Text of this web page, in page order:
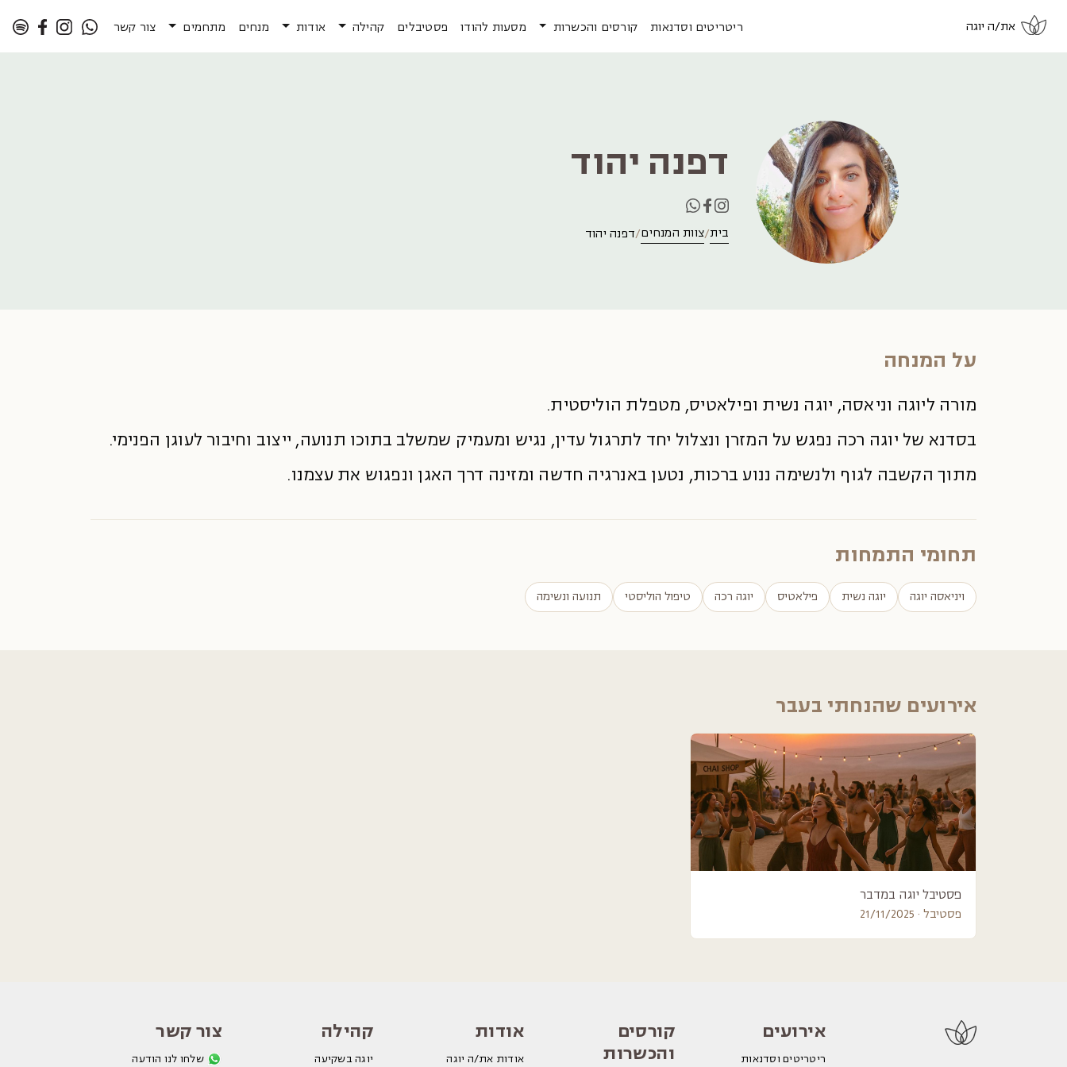
את/ה יוגה ריטריטים וסדנאות קורסים והכשרות מסעות להודו פסטיבלים קהילה אודות מנחים מתחמים צור קשר
דפנה יהוד
בית צוות המנחים דפנה יהוד
על המנחה
מורה ליוגה וניאסה, יוגה נשית ופילאטיס, מטפלת הוליסטית.
בסדנא של יוגה רכה נפגש על המזרן ונצלול יחד לתרגול עדין, נגיש ומעמיק שמשלב בתוכו תנועה, ייצוב וחיבור לעוגן הפנימי.
מתוך הקשבה לגוף ולנשימה ננוע ברכות, נטען באנרגיה חדשה ומזינה דרך האגן ונפגוש את עצמנו.
תחומי התמחות
ויניאסה יוגה יוגה נשית פילאטיס יוגה רכה טיפול הוליסטי תנועה ונשימה
אירועים שהנחתי בעבר
פסטיבל יוגה במדבר
פסטיבל · 21/11/2025
אירועים
ריטריטים וסדנאות
קורסים
והכשרות
אודות
אודות את/ה יוגה
קהילה
יוגה בשקיעה
צור קשר
שלחו לנו הודעה